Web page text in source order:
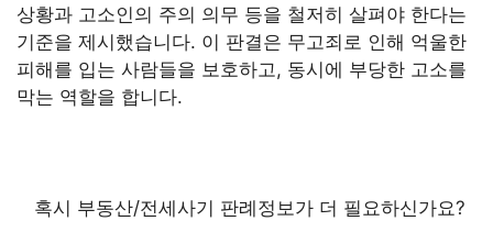
상황과 고소인의 주의 의무 등을 철저히 살펴야 한다는
기준을 제시했습니다. 이 판결은 무고죄로 인해 억울한
피해를 입는 사람들을 보호하고, 동시에 부당한 고소를
막는 역할을 합니다.
혹시 부동산/전세사기 판례정보가 더 필요하신가요?